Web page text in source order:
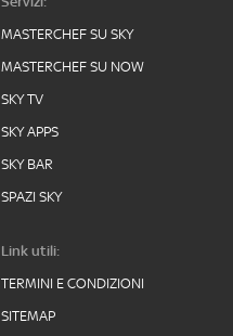
MASTERCHEF SU SKY
MASTERCHEF SU NOW
SKY TV
SKY APPS
SKY BAR
SPAZI SKY
Link utili:
TERMINI E CONDIZIONI
SITEMAP